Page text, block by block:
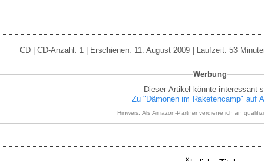
CD | CD-Anzahl: 1 | Erschienen: 11. August 2009 | Laufzeit: 53
Werbung
Dieser Artikel könnte interessant
Zu "Dämonen im Raketencamp" auf
Hinweis: Als Amazon-Partner verdiene ich an